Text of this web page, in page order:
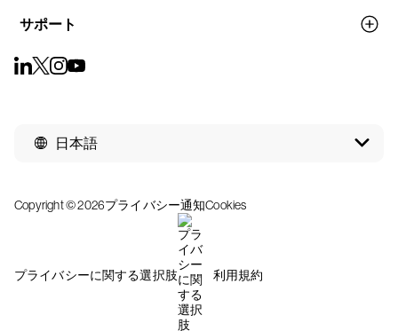
サポート
日本語
Copyright © 2026プライバシー通知Cookies
プライバシーに関する選択肢 利用規約